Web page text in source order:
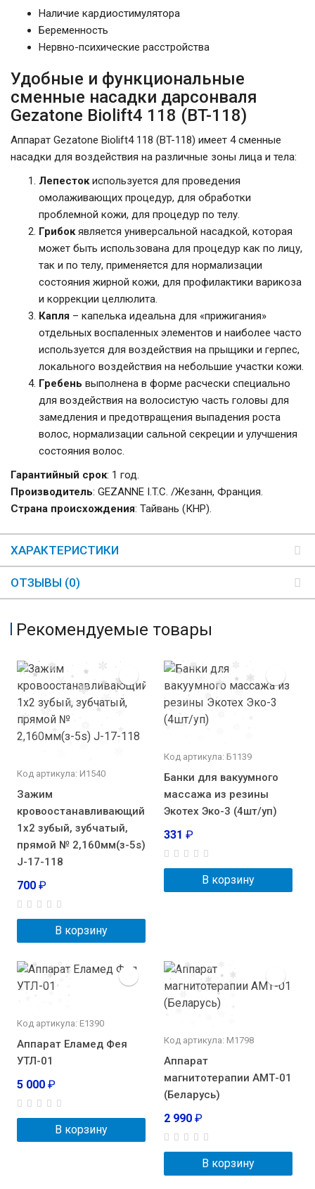
Наличие кардиостимулятора
Беременность
Нервно-психические расстройства
Удобные и функциональные
сменные насадки дарсонваля
Gezatone Biolift4 118 (BT-118)
Аппарат Gezatone Biolift4 118 (BT-118) имеет 4 сменные
насадки для воздействия на различные зоны лица и тела:
Лепестокиспользуется для проведения
омолаживающих процедур, для обработки
проблемной кожи, для процедур по телу.
Грибокявляется универсальной насадкой, которая
может быть использована для процедур как по лицу,
так и по телу, применяется для нормализации
состояния жирной кожи, для профилактики варикоза
и коррекции целлюлита.
Капля – капелька идеальна для «прижигания»
отдельных воспаленных элементов и наиболее часто
используется для воздействия на прыщики и герпес,
локального воздействия на небольшие участки кожи.
Гребень выполнена в форме расчески специально
для воздействия на волосистую часть головы для
замедления и предотвращения выпадения роста
волос, нормализации сальной секреции и улучшения
состояния волос.
Гарантийный срок: 1 год.
Производитель: GEZANNE I.T.C. /Жезанн, Франция.
Страна происхождения: Тайвань (КНР).
ХАРАКТЕРИСТИКИ
ОТЗЫВЫ (0)
Рекомендуемые товары
Код артикула: И1540
Зажим
кровоостанавливающий
1х2 зубый, зубчатый,
прямой № 2,160мм(з-5s)
J-17-118
700 ₽
В корзину
Код артикула: Б1139
Банки для вакуумного
массажа из резины
Экотех Эко-3 (4шт/уп)
331 ₽
В корзину
Код артикула: Е1390
Аппарат Еламед Фея
УТЛ-01
5 000 ₽
В корзину
Код артикула: М1798
Аппарат
магнитотерапии АМТ-01
(Беларусь)
2 990 ₽
В корзину